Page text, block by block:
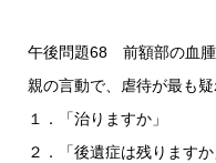
午後問題68 前額部の血
親の言動で、虐待が最も疑
１．「治りますか」
２．「後遺症は残りますか